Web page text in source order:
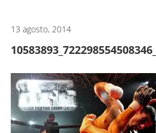
13 agosto, 2014